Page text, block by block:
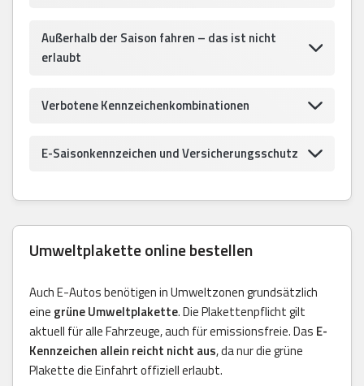
Außerhalb der Saison fahren – das ist nicht
erlaubt
Verbotene Kennzeichenkombinationen
E-Saisonkennzeichen und Versicherungsschutz
Umweltplakette online bestellen
Auch E-Autos benötigen in Umweltzonen grundsätzlich
eine grüne Umweltplakette. Die Plakettenpflicht gilt
aktuell für alle Fahrzeuge, auch für emissionsfreie. Das E-
Kennzeichen allein reicht nicht aus, da nur die grüne
Plakette die Einfahrt offiziell erlaubt.